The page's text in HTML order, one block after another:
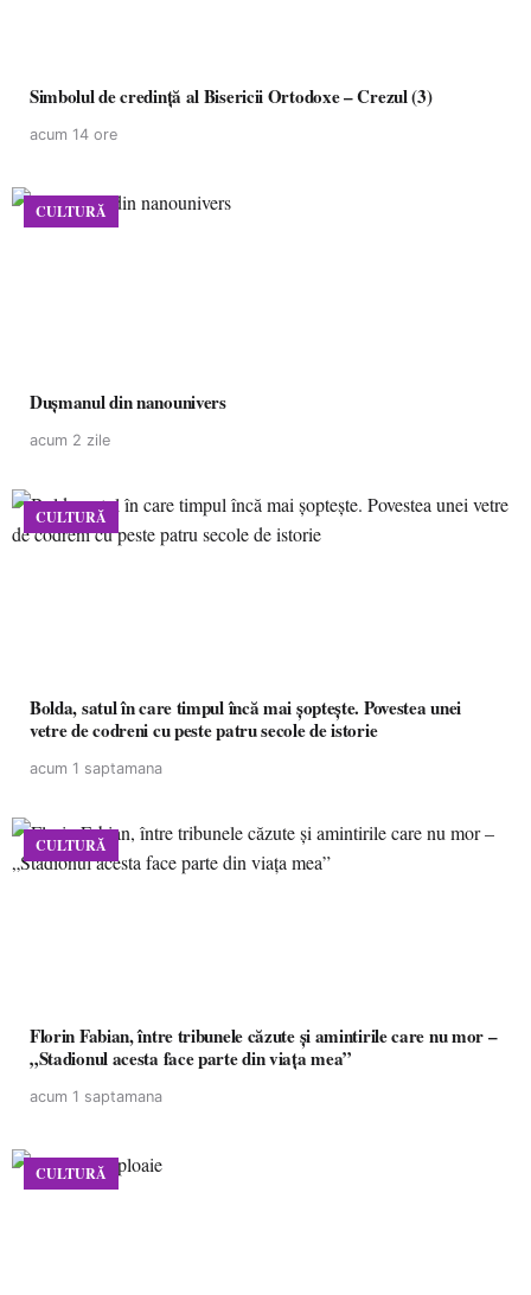
Simbolul de credinţă al Bisericii Ortodoxe – Crezul (3)
acum 14 ore
CULTURĂ
Dușmanul din nanounivers
acum 2 zile
CULTURĂ
Bolda, satul în care timpul încă mai șoptește. Povestea unei
vetre de codreni cu peste patru secole de istorie
acum 1 saptamana
CULTURĂ
Florin Fabian, între tribunele căzute și amintirile care nu mor –
„Stadionul acesta face parte din viața mea”
acum 1 saptamana
CULTURĂ